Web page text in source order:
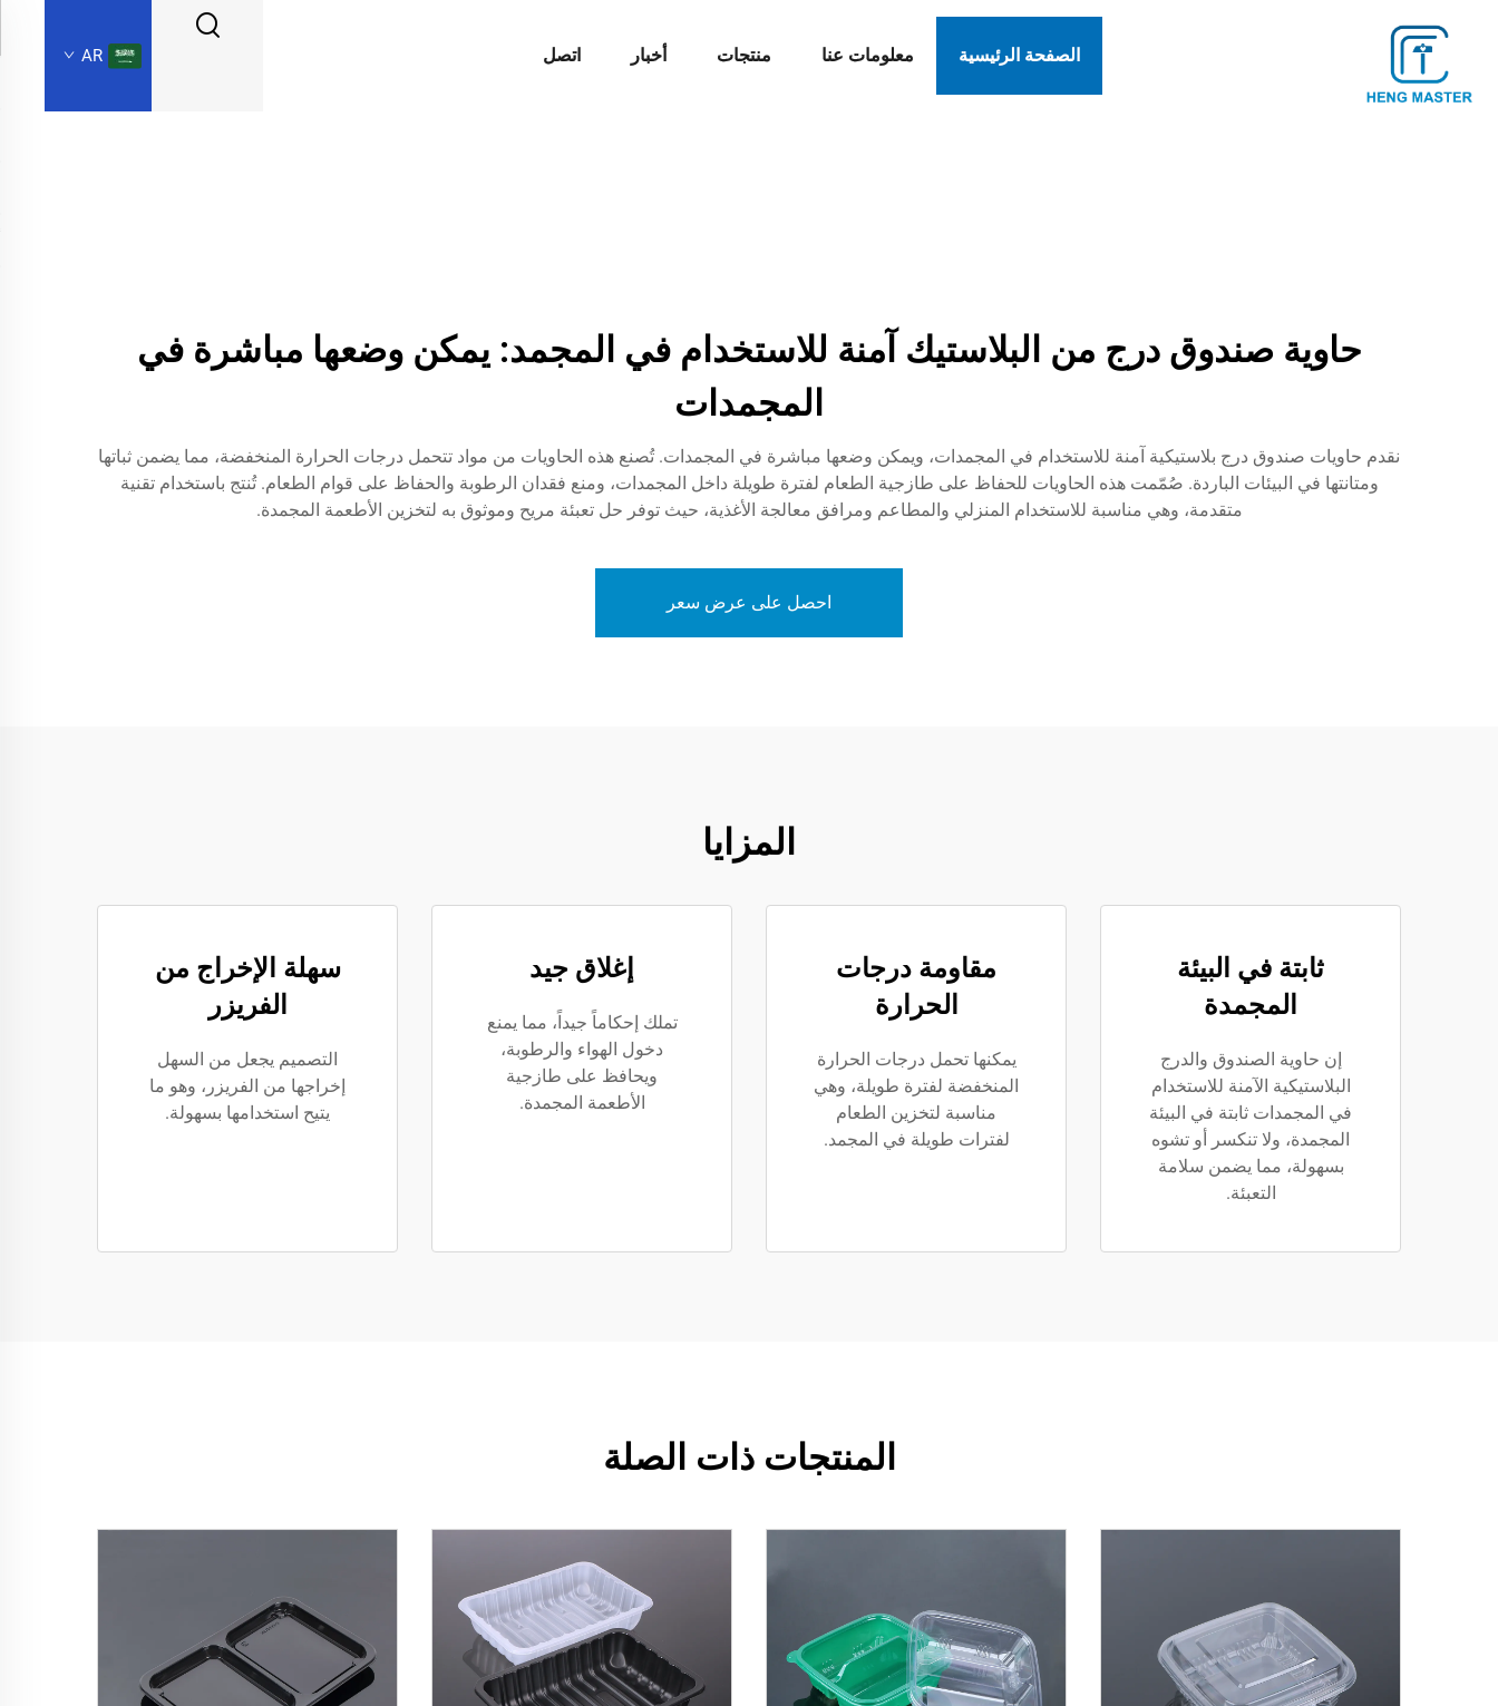
الصفحة الرئيسية معلومات عنا منتجات أخبار اتصل AR
حاوية صندوق درج من البلاستيك آمنة للاستخدام في المجمد: يمكن وضعها مباشرة في
المجمدات
نقدم حاويات صندوق درج بلاستيكية آمنة للاستخدام في المجمدات، ويمكن وضعها مباشرة في المجمدات. تُصنع هذه الحاويات من مواد تتحمل درجات الحرارة المنخفضة، مما يضمن ثباتها
ومتانتها في البيئات الباردة. صُمّمت هذه الحاويات للحفاظ على طازجية الطعام لفترة طويلة داخل المجمدات، ومنع فقدان الرطوبة والحفاظ على قوام الطعام. تُنتج باستخدام تقنية
متقدمة، وهي مناسبة للاستخدام المنزلي والمطاعم ومرافق معالجة الأغذية، حيث توفر حل تعبئة مريح وموثوق به لتخزين الأطعمة المجمدة.
احصل على عرض سعر
المزايا
ثابتة في البيئة
المجمدة
إن حاوية الصندوق والدرج
البلاستيكية الآمنة للاستخدام
في المجمدات ثابتة في البيئة
المجمدة، ولا تنكسر أو تشوه
بسهولة، مما يضمن سلامة
التعبئة.
مقاومة درجات
الحرارة
يمكنها تحمل درجات الحرارة
المنخفضة لفترة طويلة، وهي
مناسبة لتخزين الطعام
لفترات طويلة في المجمد.
إغلاق جيد
تملك إحكاماً جيداً، مما يمنع
دخول الهواء والرطوبة،
ويحافظ على طازجية
الأطعمة المجمدة.
سهلة الإخراج من
الفريزر
التصميم يجعل من السهل
إخراجها من الفريزر، وهو ما
يتيح استخدامها بسهولة.
المنتجات ذات الصلة